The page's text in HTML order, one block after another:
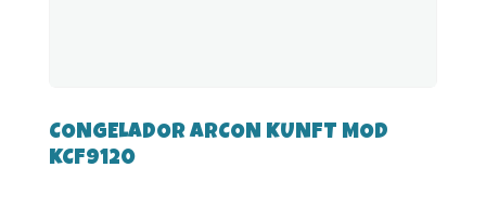
CONGELADOR ARCON KUNFT MOD
KCF9120